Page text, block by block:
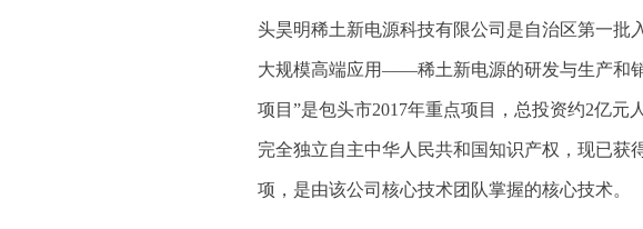
头昊明稀土新电源科技有限公司是自治区第一批
大规模高端应用——稀土新电源的研发与生产和
项目”是包头市2017年重点项目，总投资约2亿
完全独立自主中华人民共和国知识产权，现已获
项，是由该公司核心技术团队掌握的核心技术。